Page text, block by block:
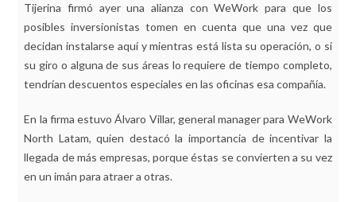
Tijerina firmó ayer una alianza con WeWork para que los
posibles inversionistas tomen en cuenta que una vez que
decidan instalarse aquí y mientras está lista su operación, o si
su giro o alguna de sus áreas lo requiere de tiempo completo,
tendrían descuentos especiales en las oficinas esa compañía.
En la firma estuvo Álvaro Villar, general manager para WeWork
North Latam, quien destacó la importancia de incentivar la
llegada de más empresas, porque éstas se convierten a su vez
en un imán para atraer a otras.